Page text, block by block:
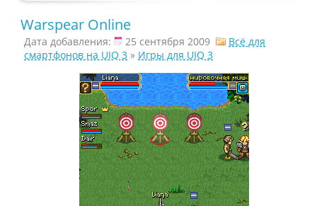
Warspear Online
Дата добавления: 25 сентября 2009
Всё для
смартфонов на UIQ 3 » Игры для UIQ 3